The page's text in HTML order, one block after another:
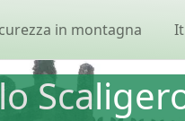
in montagna